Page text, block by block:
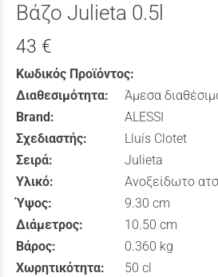
Βάζο Julieta 0.5l
43 €
Κωδικός Προϊόντος:
Διαθεσιμότητα:
Άμεσα
Brand:
ALESSI
Σχεδιαστής:
Lluís Clotet
Σειρά:
Julieta
Υλικό:
Ανοξείδωτο
Ύψος:
9.30 cm
Διάμετρος:
10.50 cm
Βάρος:
0.360 kg
Χωρητικότητα:
50 cl